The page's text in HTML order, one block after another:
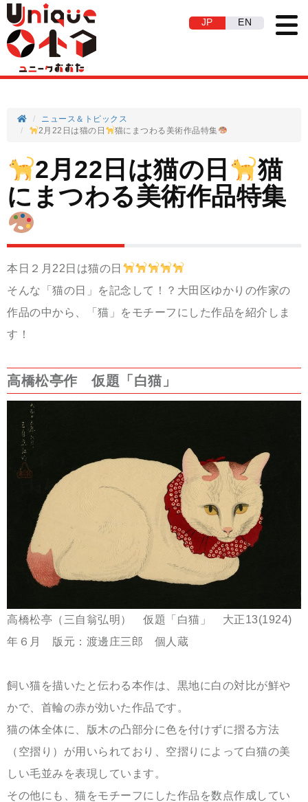
JP EN
ニュース＆トピックス
2月22日は猫の日
猫にまつわる美術作品特集
2月22日は猫の日
猫
にまつわる美術作品特集
本日２月22日は猫の日
そんな「猫の日」を記念して！？大田区ゆかりの作家の
作品の中から、「猫」をモチーフにした作品を紹介しま
す！
高橋松亭作 仮題「 白猫」
高橋松亭（ 三自翁弘明） 仮題「白猫」 大正13(1924)
年６月 版元：渡邊庄三郎 個人蔵
飼い猫を描いたと伝わる本作は、黒地に白の対比が鮮や
かで、首輪の赤が効いた作品です。
猫の体全体に、版木の凸部分に色を付けずに摺る方法
（空摺り）が用いられており、空摺りによって白猫の美
しい毛並みを表現しています。
その他にも、猫をモチーフにした作品を数点作成してい